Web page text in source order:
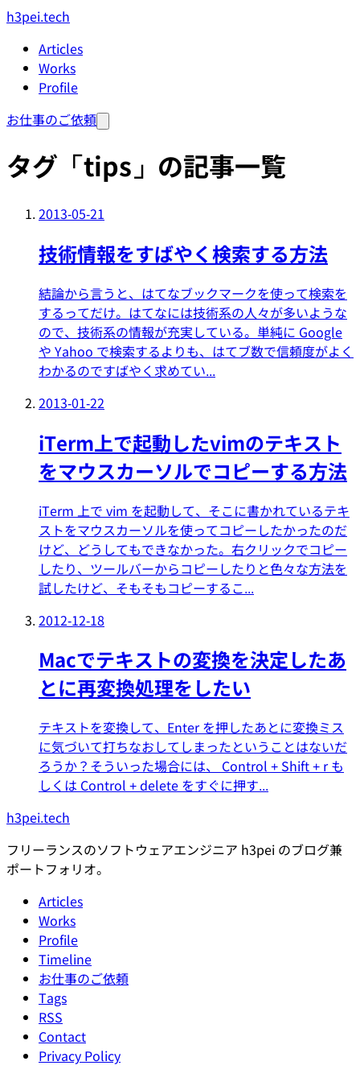
h3pei.tech
Articles
Works
Profile
お仕事のご依頼
タグ「tips」の記事一覧
2013-05-21
技術情報をすばやく検索する方法
結論から言うと、はてなブックマークを使って検索を
するってだけ。はてなには技術系の人々が多いような
ので、技術系の情報が充実している。単純に Google
や Yahoo で検索するよりも、はてブ数で信頼度がよく
わかるのですばやく求めてい...
2013-01-22
iTerm上で起動したvimのテキスト
をマウスカーソルでコピーする方法
iTerm 上で vim を起動して、そこに書かれているテキ
ストをマウスカーソルを使ってコピーしたかったのだ
けど、どうしてもできなかった。右クリックでコピー
したり、ツールバーからコピーしたりと色々な方法を
試したけど、そもそもコピーするこ...
2012-12-18
Macでテキストの変換を決定したあ
とに再変換処理をしたい
テキストを変換して、Enter を押したあとに変換ミス
に気づいて打ちなおしてしまったということはないだ
ろうか？そういった場合には、 Control + Shift + r も
しくは Control + delete をすぐに押す...
h3pei.tech
フリーランスのソフトウェアエンジニア h3pei のブログ兼
ポートフォリオ。
Articles
Works
Profile
Timeline
お仕事のご依頼
Tags
RSS
Contact
Privacy Policy